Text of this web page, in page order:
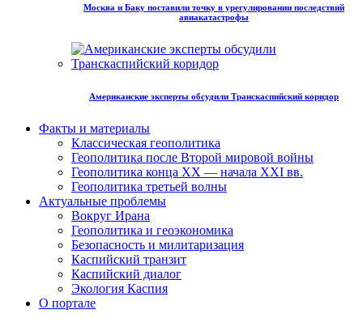
Москва и Баку поставили точку в урегулировании последствий
авиакатастрофы
Американские эксперты обсудили Транскаспийский коридор
Факты и материалы
Классическая геополитика
Геополитика после Второй мировой войны
Геополитика конца XX — начала XXI вв.
Геополитика третьей волны
Актуальные проблемы
Вокруг Ирана
Геополитика и геоэкономика
Безопасность и милитаризация
Каспийский транзит
Каспийский диалог
Экология Каспия
О портале